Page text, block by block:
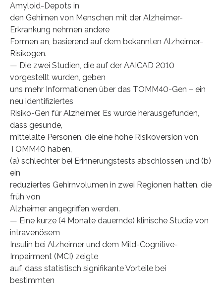
Amyloid-Depots in
den Gehirnen von Menschen mit der Alzheimer-
Erkrankung nehmen andere
Formen an, basierend auf dem bekannten Alzheimer-
Risikogen.
— Die zwei Studien, die auf der AAICAD 2010
vorgestellt wurden, geben
uns mehr Informationen über das TOMM40-Gen – ein
neu identifiziertes
Risiko-Gen für Alzheimer. Es wurde herausgefunden,
dass gesunde,
mittelalte Personen, die eine hohe Risikoversion von
TOMM40 haben,
(a) schlechter bei Erinnerungstests abschlossen und (b)
ein
reduziertes Gehirnvolumen in zwei Regionen hatten, die
früh von
Alzheimer angegriffen werden.
— Eine kurze (4 Monate dauernde) klinische Studie von
intravenösem
Insulin bei Alzheimer und dem Mild-Cognitive-
Impairment (MCI) zeigte
auf, dass statistisch signifikante Vorteile bei
bestimmten